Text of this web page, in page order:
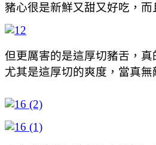
豬心很是新鮮又甜又好吃，
但更厲害的是這厚切豬舌，
尤其是這厚切的爽度，當真無